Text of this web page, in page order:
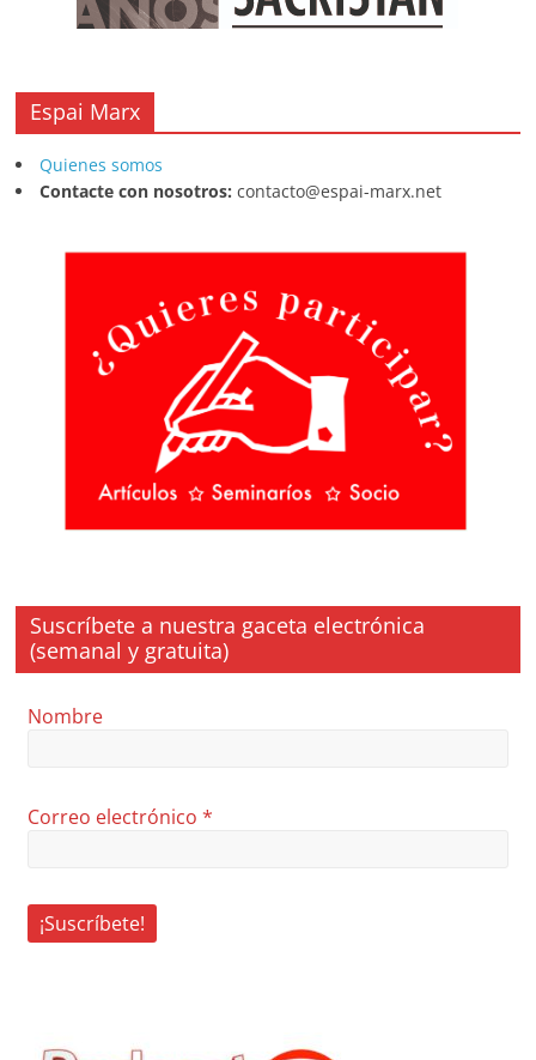
Espai Marx
Quienes somos
Contacte con nosotros: contacto@espai-marx.net
Suscríbete a nuestra gaceta electrónica
(semanal y gratuita)
Nombre
Correo electrónico*